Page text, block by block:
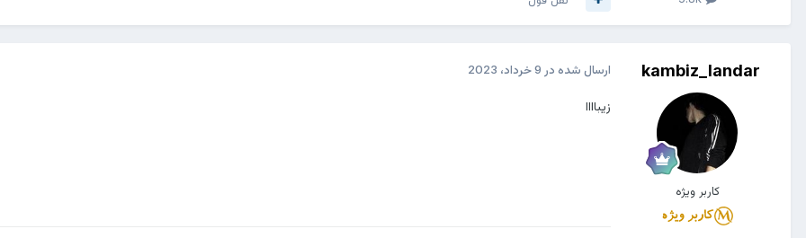
kambiz_landar
کاربر ویژه
ارسال شده در 9 خرداد، 2023
زیباااا